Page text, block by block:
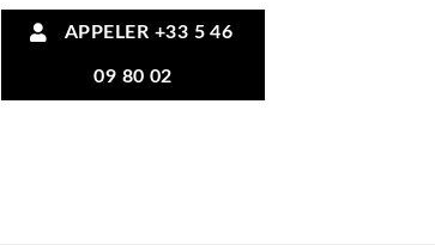
APPELER +33 5 46
09 80 02